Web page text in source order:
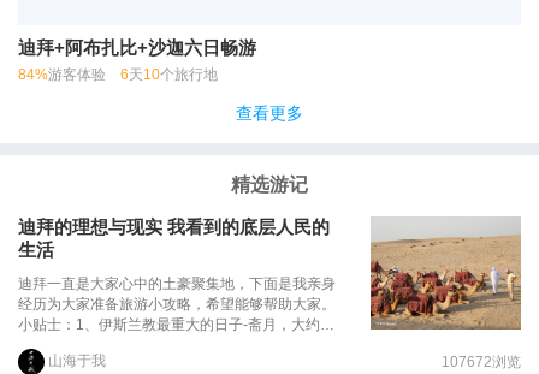
迪拜+阿布扎比+沙迦六日畅游
84%游客体验 6天10个旅行地
查看更多
精选游记
迪拜的理想与现实 我看到的底层人民的
生活
迪拜一直是大家心中的土豪聚集地，下面是我亲身
经历为大家准备旅游小攻略，希望能够帮助大家。
小贴士：1、伊斯兰教最重大的日子-斋月，大约在
每年的七月到九月之间，日期不定，为期一个月。
斋月期间期间许多饭店都不开放，所以出行的时候
山海于我 107672浏览